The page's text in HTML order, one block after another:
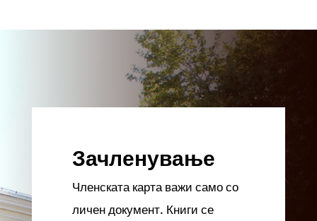
Зачленување
Членската карта важи само со
личен документ. Книги се